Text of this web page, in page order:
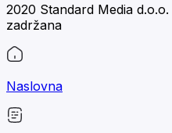
2020 Standard Media
zadržana
Naslovna